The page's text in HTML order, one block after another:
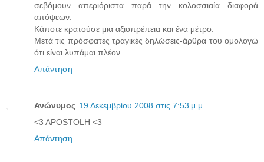
σεβόμουν απεριόριστα παρά την κολοσσιαία διαφορά
απόψεων.
Κάποτε κρατούσε μια αξιοπρέπεια και ένα μέτρο.
Μετά τις πρόσφατες τραγικές δηλώσεις-άρθρα του ομολογώ
ότι είναι λυπάμαι πλέον.
Απάντηση
Ανώνυμος 19 Δεκεμβρίου 2008 στις 7:53 μ.μ.
<3 APOSTOLH <3
Απάντηση